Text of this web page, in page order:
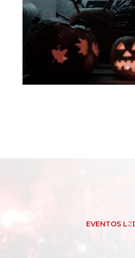
EVENTOS LZ